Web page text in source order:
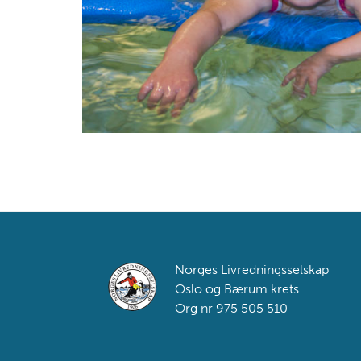
Norges Livredningsselskap
Oslo og Bærum krets
Org nr 975 505 510